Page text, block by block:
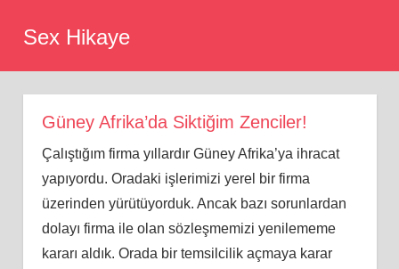
Sex Hikaye
Güney Afrika’da Siktiğim Zenciler!
Çalıştığım firma yıllardır Güney Afrika’ya ihracat
yapıyordu. Oradaki işlerimizi yerel bir firma
üzerinden yürütüyorduk. Ancak bazı sorunlardan
dolayı firma ile olan sözleşmemizi yenilememe
kararı aldık. Orada bir temsilcilik açmaya karar